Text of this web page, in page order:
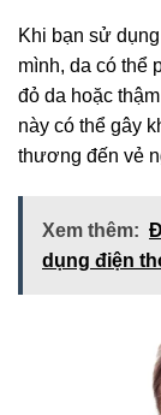
Khi bạn sử
mình, da có thể
đỏ da hoặc
này có thể gây
thương đến vẻ
Xem thêm:
dụng điện